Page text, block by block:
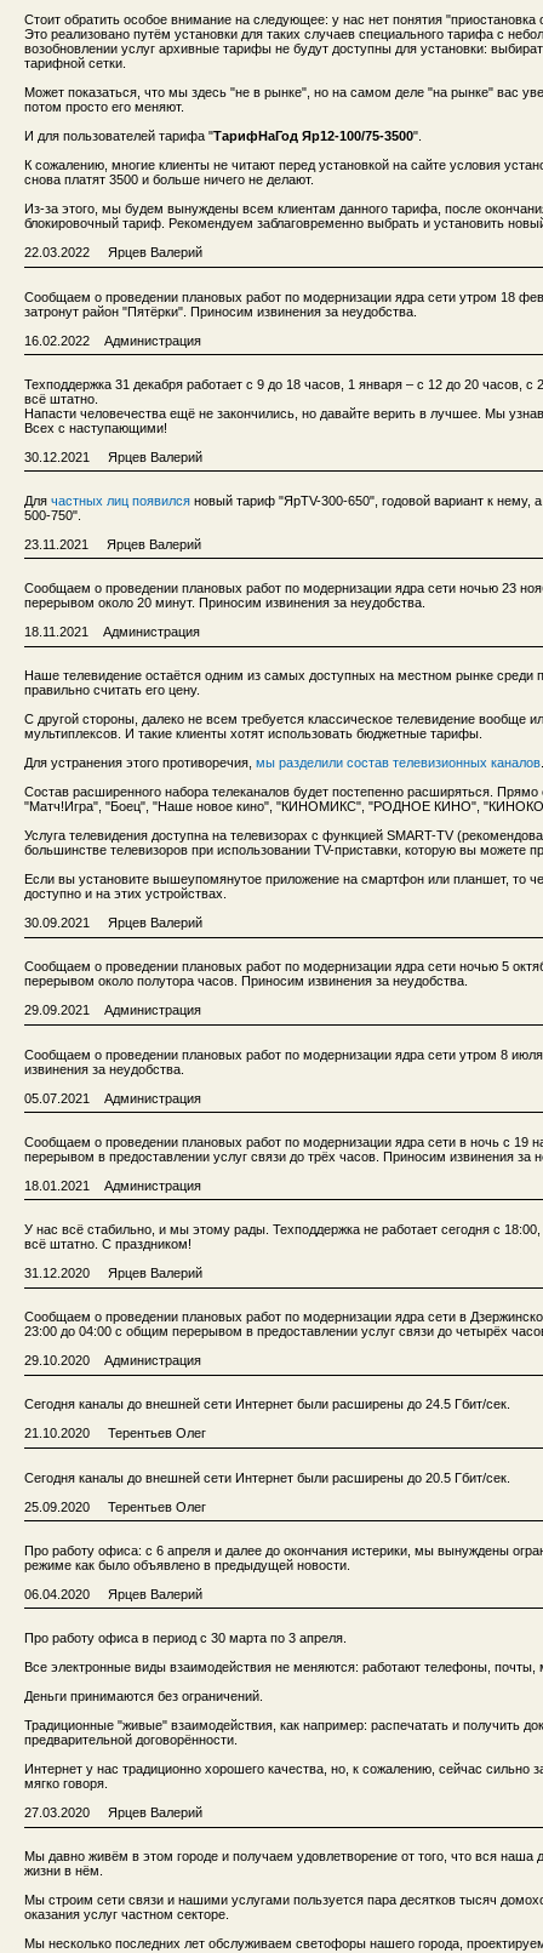
Стоит обратить особое внимание на следующее: у нас нет понятия
Это реализовано путём установки для таких случаев специального тарифа с
возобновлении услуг архивные тарифы не будут доступны для установки:
тарифной сетки.
Может показаться, что мы здесь "не в рынке", но на самом деле "на рынке" вас
потом просто его меняют.
И для пользователей тарифа "ТарифНаГод Яр12-100/75-3500".
К сожалению, многие клиенты не читают перед установкой на сайте условия
снова платят 3500 и больше ничего не делают.
Из-за этого, мы будем вынуждены всем клиентам данного тарифа, после
блокировочный тариф. Рекомендуем заблаговременно выбрать и установить
22.03.2022 Ярцев Валерий
Сообщаем о проведении плановых работ по модернизации ядра сети утром 18
затронут район "Пятёрки". Приносим извинения за неудобства.
16.02.2022 Администрация
Техподдержка 31 декабря работает с 9 до 18 часов, 1 января – с 12 до 20 часов,
всё штатно.
Напасти человечества ещё не закончились, но давайте верить в лучшее. Мы
Всех с наступающими!
30.12.2021 Ярцев Валерий
Для частных лиц появился новый тариф "ЯрTV-300-650", годовой вариант к нему,
500-750".
23.11.2021 Ярцев Валерий
Сообщаем о проведении плановых работ по модернизации ядра сети ночью 23
перерывом около 20 минут. Приносим извинения за неудобства.
18.11.2021 Администрация
Наше телевидение остаётся одним из самых доступных на местном рынке среди
правильно считать его цену.
С другой стороны, далеко не всем требуется классическое телевидение вообще
мультиплексов. И такие клиенты хотят использовать бюджетные тарифы.
Для устранения этого противоречия, мы разделили состав телевизионных каналов
Состав расширенного набора телеканалов будет постепенно расширяться.
"Матч!Игра", "Боец", "Наше новое кино", "КИНОМИКС", "РОДНОЕ КИНО",
Услуга телевидения доступна на телевизорах с функцией SMART-TV
большинстве телевизоров при использовании TV-приставки, которую вы можете
Если вы установите вышеупомянутое приложение на смартфон или планшет, то
доступно и на этих устройствах.
30.09.2021 Ярцев Валерий
Сообщаем о проведении плановых работ по модернизации ядра сети ночью 5
перерывом около полутора часов. Приносим извинения за неудобства.
29.09.2021 Администрация
Сообщаем о проведении плановых работ по модернизации ядра сети утром 8
извинения за неудобства.
05.07.2021 Администрация
Сообщаем о проведении плановых работ по модернизации ядра сети в ночь с 19
перерывом в предоставлении услуг связи до трёх часов. Приносим извинения за
18.01.2021 Администрация
У нас всё стабильно, и мы этому рады. Техподдержка не работает сегодня с
всё штатно. С праздником!
31.12.2020 Ярцев Валерий
Сообщаем о проведении плановых работ по модернизации ядра сети в
23:00 до 04:00 с общим перерывом в предоставлении услуг связи до четырёх
29.10.2020 Администрация
Сегодня каналы до внешней сети Интернет были расширены до 24.5 Гбит/сек.
21.10.2020 Терентьев Олег
Сегодня каналы до внешней сети Интернет были расширены до 20.5 Гбит/сек.
25.09.2020 Терентьев Олег
Про работу офиса: с 6 апреля и далее до окончания истерики, мы вынуждены
режиме как было объявлено в предыдущей новости.
06.04.2020 Ярцев Валерий
Про работу офиса в период с 30 марта по 3 апреля.
Все электронные виды взаимодействия не меняются: работают телефоны,
Деньги принимаются без ограничений.
Традиционные "живые" взаимодействия, как например: распечатать и получить
предварительной договорённости.
Интернет у нас традиционно хорошего качества, но, к сожалению, сейчас сильно
мягко говоря.
27.03.2020 Ярцев Валерий
Мы давно живём в этом городе и получаем удовлетворение от того, что вся наша
жизни в нём.
Мы строим сети связи и нашими услугами пользуется пара десятков тысяч
оказания услуг частном секторе.
Мы несколько последних лет обслуживаем светофоры нашего города,